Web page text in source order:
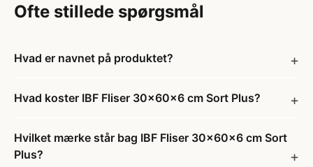
Ofte stillede spørgsmål
Hvad er navnet på produktet?
Hvad koster IBF Fliser 30x60x6 cm Sort Plus?
Hvilket mærke står bag IBF Fliser 30x60x6 cm Sort
Plus?